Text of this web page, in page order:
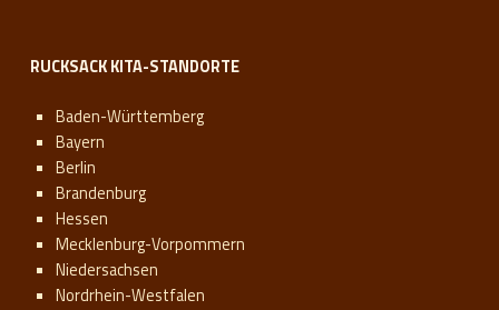
RUCKSACK KITA-STANDORTE
Baden-Württemberg
Bayern
Berlin
Brandenburg
Hessen
Mecklenburg-Vorpommern
Niedersachsen
Nordrhein-Westfalen